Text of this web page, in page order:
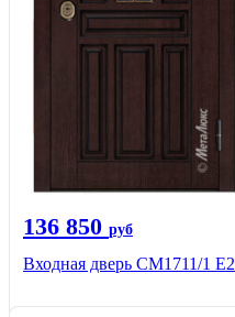
136 850 руб
Входная дверь CМ1711/1 Е2